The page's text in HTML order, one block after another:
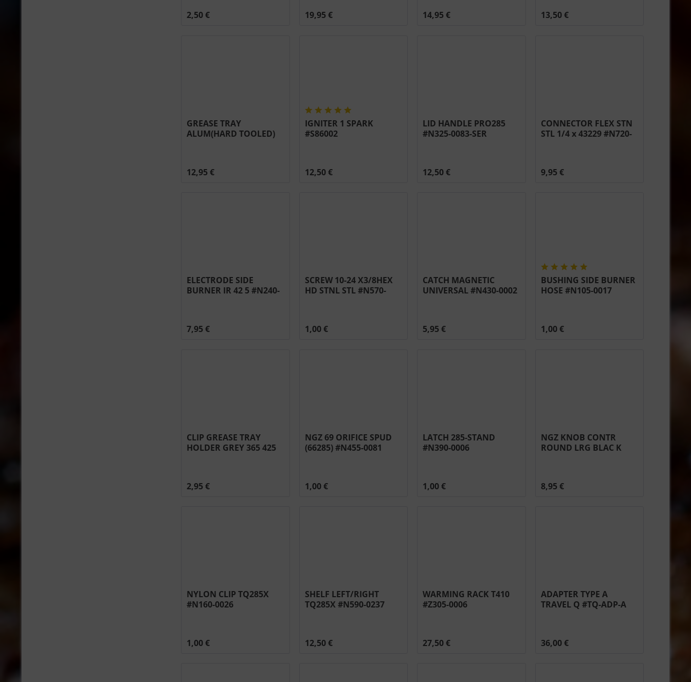
2,50 € 19,95 € 14,95 € 13,50 €
GREASE TRAY
ALUM(HARD TOOLED)
12,95 €
IGNITER 1 SPARK
#S86002
12,50 €
LID HANDLE PRO285
#N325-0083-SER
12,50 €
CONNECTOR FLEX STN
STL 1/4 x 43229 #N720-
9,95 €
ELECTRODE SIDE
BURNER IR 42 5 #N240-
7,95 €
SCREW 10-24 X3/8HEX
HD STNL STL #N570-
1,00 €
CATCH MAGNETIC
UNIVERSAL #N430-0002
5,95 €
BUSHING SIDE BURNER
HOSE #N105-0017
1,00 €
CLIP GREASE TRAY
HOLDER GREY 365 425
2,95 €
NGZ 69 ORIFICE SPUD
(66285) #N455-0081
1,00 €
LATCH 285-STAND
#N390-0006
1,00 €
NGZ KNOB CONTR
ROUND LRG BLAC K
8,95 €
NYLON CLIP TQ285X
#N160-0026
1,00 €
SHELF LEFT/RIGHT
TQ285X #N590-0237
12,50 €
WARMING RACK T410
#Z305-0006
27,50 €
ADAPTER TYPE A
TRAVEL Q #TQ-ADP-A
36,00 €